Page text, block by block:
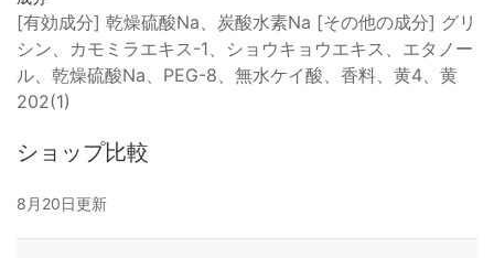
[有効成分] 乾燥硫酸Na、炭酸水素Na [その他の成分] グリ
シン、カモミラエキス-1、ショウキョウエキス、エタノー
ル、乾燥硫酸Na、PEG-8、無水ケイ酸、香料、黄4、黄
202(1)
ショップ比較
8月20日更新